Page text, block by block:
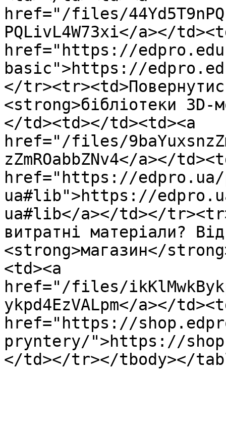
href="/files/
PQLivL4W73xi</a></
href="https://
basic">https://
</
<strong>бібліотеки
</td><td></td><td><a
href="/files/
zZmROabbZNv4</a></
href="https://
ua#lib">https://
ua#lib</a></td></
витратні матеріали?
<strong>магазин</
<td><a
href="/files/
ykpd4EzVALpm</a></
href="https://
pryntery/">https://